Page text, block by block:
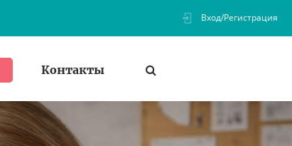
Вход/Регистрация
Контакты